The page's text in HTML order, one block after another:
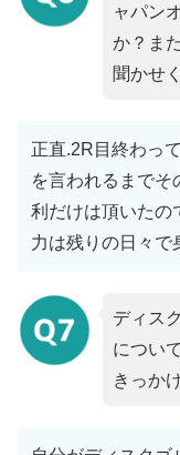
ャパン
か？ま
聞かせ
正直.2R目終わっ
を言われるまで
利だけは頂いたの
力は残りの日々で
ディス
につい
きっか